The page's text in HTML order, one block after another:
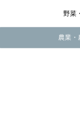
野菜
農業・